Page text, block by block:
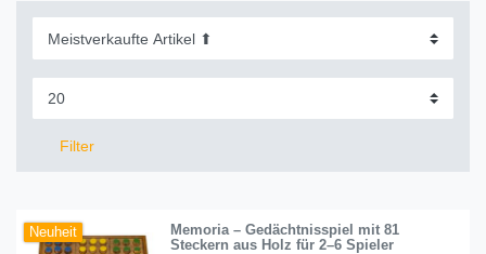
Filter
Neuheit
Memoria – Gedächtnisspiel mit 81
Steckern aus Holz für 2–6 Spieler